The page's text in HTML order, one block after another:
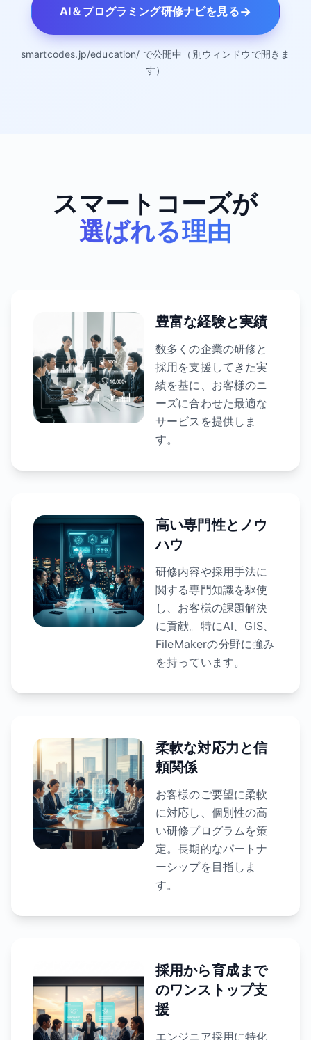
AI＆プログラミング研修ナビを見る→
smartcodes.jp/education/ で公開中（別ウィンドウで開きま
す）
スマートコーズが
選ばれる理由
豊富な経験と実績
数多くの企業の研修と
採用を支援してきた実
績を基に、お客様のニ
ーズに合わせた最適な
サービスを提供しま
す。
高い専門性とノウ
ハウ
研修内容や採用手法に
関する専門知識を駆使
し、お客様の課題解決
に貢献。特にAI、GIS、
FileMakerの分野に強み
を持っています。
柔軟な対応力と信
頼関係
お客様のご要望に柔軟
に対応し、個別性の高
い研修プログラムを策
定。長期的なパートナ
ーシップを目指しま
す。
採用から育成まで
のワンストップ支
援
エンジニア採用に特化